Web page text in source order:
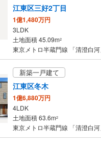
表・手すり）
江東区三好2丁目
1億1,480万円
3LDK
土地面積 45.09m2
東京メトロ半蔵門線 「清澄白
新築一戸建て
江東区冬木
1億6,880万円
4LDK
土地面積 63.6m2
東京メトロ半蔵門線 「清澄白